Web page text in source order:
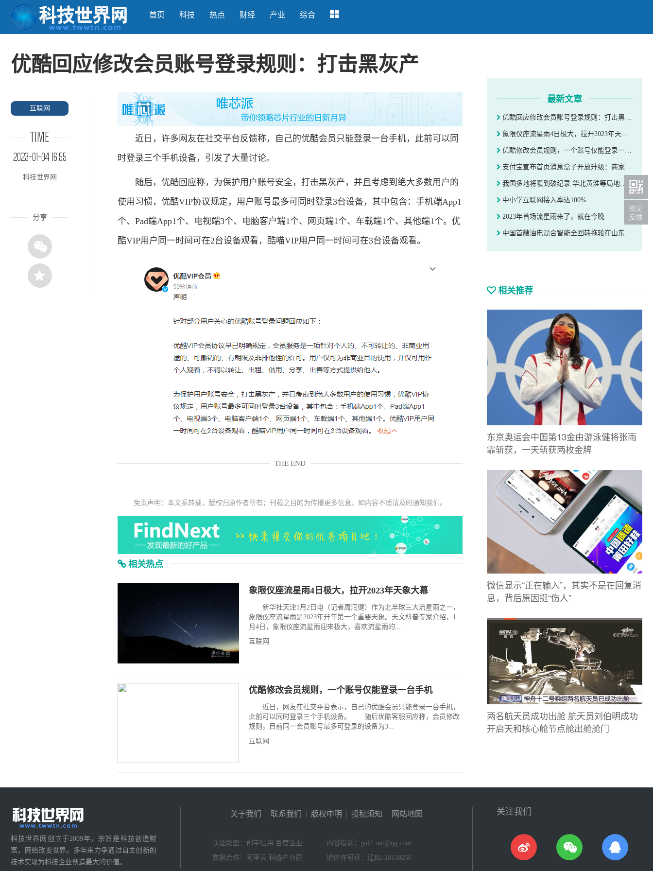
首页 科技 热点 财经 产业 综合
优酷回应修改会员账号登录规则：打击黑灰产
互联网
TIME
2023-01-04 16:55
科技世界网
分享
近日，许多网友在社交平台反馈称，自己的优酷会员只能登录一台手机，此前可以同
时登录三个手机设备，引发了大量讨论。
随后，优酷回应称，为保护用户账号安全，打击黑灰产，并且考虑到绝大多数用户的
使用习惯，优酷VIP协议规定，用户账号最多可同时登录3台设备，其中包含：手机端App1
个、Pad端App1个、电视端3个、电脑客户端1个、网页端1个、车载端1个、其他端1个。优
酷VIP用户同一时间可在2台设备观看，酷喵VIP用户同一时间可在3台设备观看。
THE END
免责声明：本文系转载，版权归原作者所有；刊载之目的为传播更多信息，如内容不适请及时通知我们。
相关热点
象限仪座流星雨4日极大，拉开2023年天象大幕
新华社天津1月2日电（记者周润健）作为北半球三大流星雨之一，
象限仪座流星雨是2023年开年第一个重要天象。天文科普专家介绍，1
月4日，象限仪座流星雨迎来极大，喜欢流星雨的...
互联网
优酷修改会员规则，一个账号仅能登录一台手机
近日，网友在社交平台表示，自己的优酷会员只能登录一台手机，
此前可以同时登录三个手机设备。 随后优酷客服回应称，会员修改
规则，目前同一会员账号最多可登录的设备为3...
互联网
最新文章
优酷回应修改会员账号登录规则：打击黑灰产
象限仪座流星雨4日极大，拉开2023年天象大幕
优酷修改会员规则，一个账号仅能登录一台手机
支付宝宣布首页消息盒子开放升级：商家可自主配置优惠权益
我国多地将暖到破纪录 华北黄淮等局地有重度霾
中小学互联网接入率达100%
2023年首场流星雨来了，就在今晚
中国首艘油电混合智能全回转拖轮在山东青岛启用
相关推荐
东京奥运会中国第13金由游泳健将张雨
霏斩获，一天斩获两枚金牌
微信显示“正在输入”，其实不是在回复消
息，背后原因挺“伤人”
两名航天员成功出舱 航天员刘伯明成功
开启天和核心舱节点舱出舱舱门
科技世界网创立于2009年，宗旨是科技创造财
富，网络改变世界。多年来力争通过自主创新的
技术实现为科技企业创造最大的价值。
关于我们 | 联系我们 | 版权申明 | 投稿须知 | 网站地图
认证联盟：创宇信用 百度企业
内容投诉：gold_ant@qq.com
数据合作：阿里云 科协产业园
增值许可证：辽B2-20150256
关注我们